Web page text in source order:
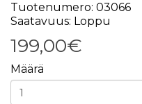
Tuotenumero: 03066
Saatavuus: Loppu
199,00€
Määrä